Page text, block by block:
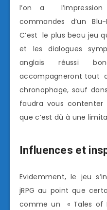
l’on a
commandes d’un
C’est le plus beau jeu
et les dialogues
anglais réussi
accompagneront tout
chronophage, sauf
faudra vous contenter
que c’est dû à une
Influences et
Evidemment, le jeu
jRPG au point que
comme un « Tales of